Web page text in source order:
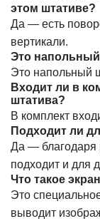
этом штативе?
Да — есть
вертикали.
Это
Это напольный
Входит ли в
штатива?
В комплект
Подходит ли
Да — благодаря
подходит и для
Что такое
Это
выводит